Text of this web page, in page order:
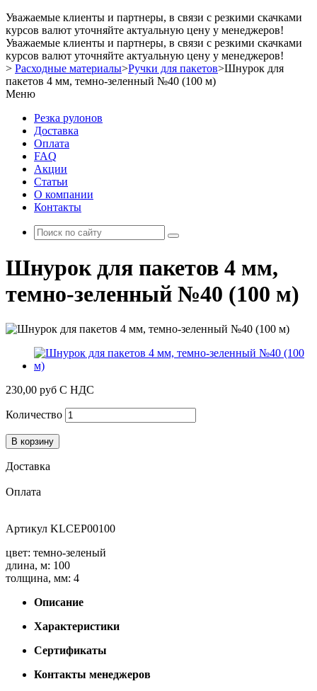
Уважаемые клиенты и партнеры, в связи с резкими скачками
курсов валют уточняйте актуальную цену у менеджеров!
Уважаемые клиенты и партнеры, в связи с резкими скачками
курсов валют уточняйте актуальную цену у менеджеров!
> Расходные материалы>Ручки для пакетов>Шнурок для
пакетов 4 мм, темно-зеленный №40 (100 м)
Меню
Резка рулонов
Доставка
Оплата
FAQ
Акции
Статьи
О компании
Контакты
Шнурок для пакетов 4 мм,
темно-зеленный №40 (100 м)
230,00 руб С НДС
Количество
В корзину
Доставка
Оплата
Артикул KLCEP00100
цвет: темно-зеленый
длина, м: 100
толщина, мм: 4
Описание
Характеристики
Сертификаты
Контакты менеджеров